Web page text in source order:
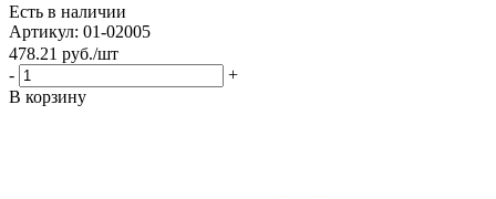
Есть в наличии
Артикул: 01-02005
478.21 руб./шт
-
+
В корзину